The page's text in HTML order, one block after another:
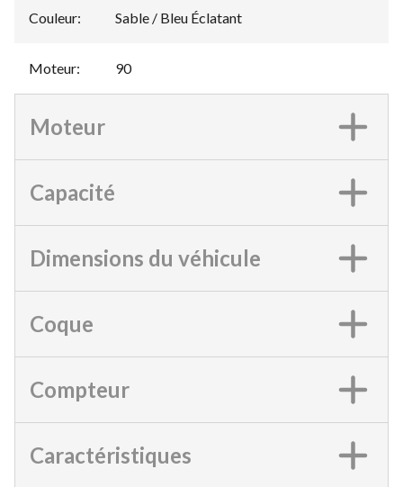
Couleur: Sable / Bleu Éclatant
Moteur: 90
Moteur
Capacité
Dimensions du véhicule
Coque
Compteur
Caractéristiques